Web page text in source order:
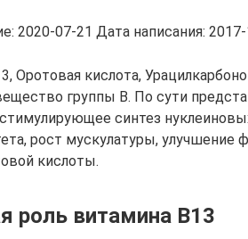
2020-07-21 Дата написания:
Оротовая кислота,
группы В. По сути
синтез
рост мускулатуры, улучшение
кислоты.
роль витамина В13